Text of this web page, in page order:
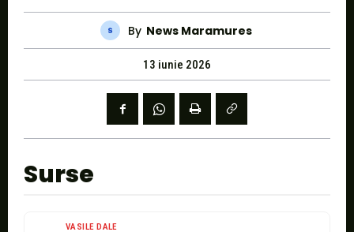
By News Maramures
13 iunie 2026
Surse
VASILE DALE